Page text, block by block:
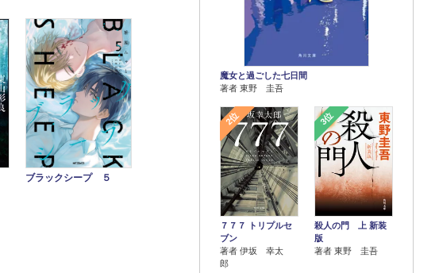
魔女と過ごした七日間
著者 東野 圭吾
2位
７７７ トリプルセ
ブン
著者 伊坂 幸太
郎
3位
殺人の門 上 新装
版
著者 東野 圭吾
ブラックシープ ５